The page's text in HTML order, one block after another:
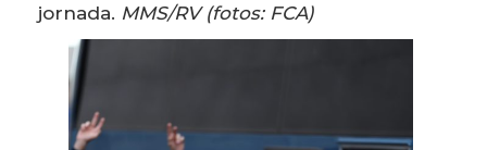
jornada. MMS/RV (fotos: FCA)